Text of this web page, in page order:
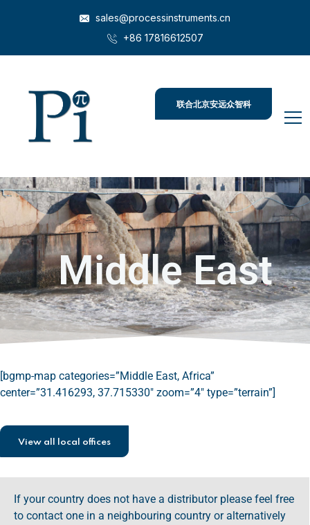
sales@processinstruments.cn
+86 17816612507
联合北京安远众智科
Middle East
[bgmp-map categories=”Middle East, Africa”
center=”31.416293, 37.715330″ zoom=”4″ type=”terrain”]
View all local offices
If your country does not have a distributor please feel free
to contact one in a neighbouring country or alternatively